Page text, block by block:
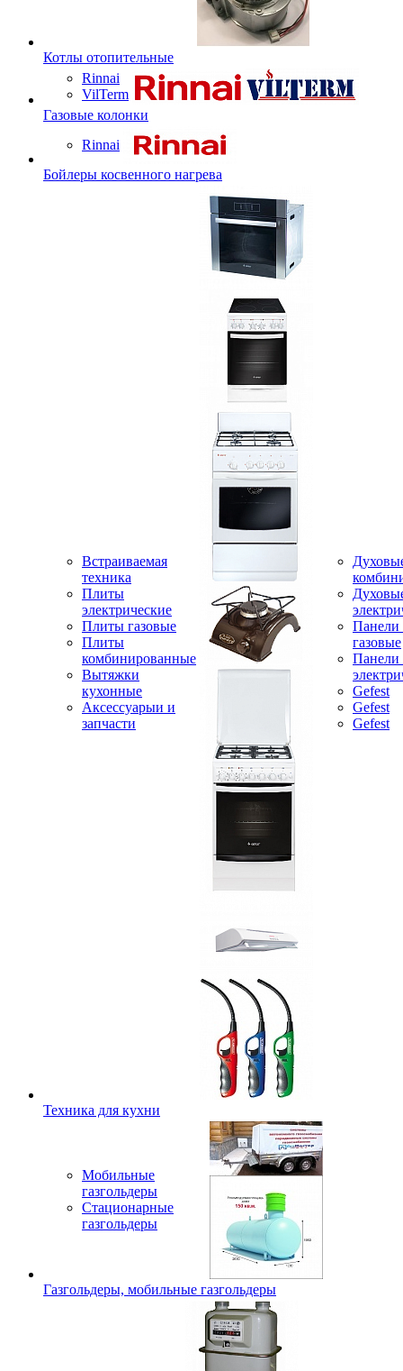
Котлы отопительные
Rinnai
VilTerm
Газовые колонки
Rinnai
Бойлеры косвенного нагрева
Встраиваемая
техника
Плиты
электрические
Плиты газовые
Плиты
комбинированные
Вытяжки
кухонные
Аксессуарыи и
запчасти
Панели
газовые
Панели
Gefest
Gefest
Gefest
Техника для кухни
Мобильные
газгольдеры
Стационарные
газгольдеры
Газгольдеры, мобильные газгольдеры